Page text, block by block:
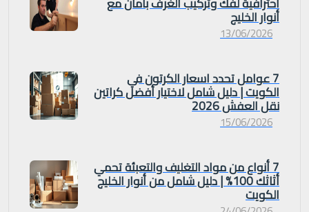
أنوار الخليج
13/06/2026
7 عوامل تحدد اسعار الكرتون في
الكويت | دليل شامل لاختيار أفضل كراتين
نقل العفش 2026
15/06/2026
7 أنواع من مواد التغليف والتعبئة تحمي
أثاثك 100% | دليل شامل من أنوار الخليج
الكويت